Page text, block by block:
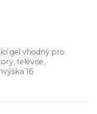
gel vhodný pro
televise,
16